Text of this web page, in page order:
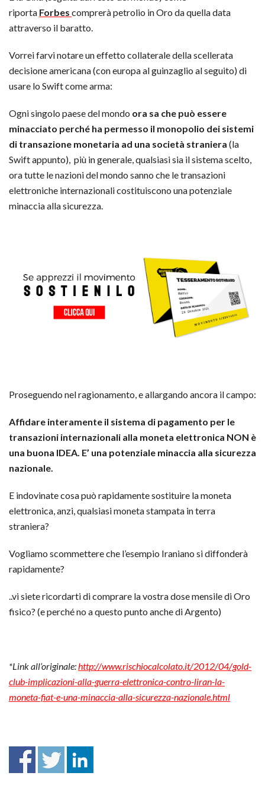
riporta Forbes comprerà petrolio in Oro da quella data
attraverso il baratto.
Vorrei farvi notare un effetto collaterale della scellerata
decisione americana (con europa al guinzaglio al seguito) di
usare lo Swift come arma:
Ogni singolo paese del mondo ora sa che può essere
minacciato perché ha permesso il monopolio dei sistemi
di transazione monetaria ad una società straniera (la
Swift appunto), più in generale, qualsiasi sia il sistema scelto,
ora tutte le nazioni del mondo sanno che le transazioni
elettroniche internazionali costituiscono una potenziale
minaccia alla sicurezza.
Proseguendo nel ragionamento, e allargando ancora il campo:
Affidare interamente il sistema di pagamento per le
transazioni internazionali alla moneta elettronica NON è
una buona IDEA. E’ una potenziale minaccia alla sicurezza
nazionale.
E indovinate cosa può rapidamente sostituire la moneta
elettronica, anzi, qualsiasi moneta stampata in terra
straniera?
Vogliamo scommettere che l’esempio Iraniano si diffonderà
rapidamente?
..vi siete ricordarti di comprare la vostra dose mensile di Oro
fisico? (e perché no a questo punto anche di Argento)
*Link all’originale:http://www.rischiocalcolato.it/2012/04/gold-
club-implicazioni-alla-guerra-elettronica-contro-liran-la-
moneta-fiat-e-una-minaccia-alla-sicurezza-nazionale.html